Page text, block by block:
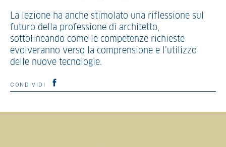
La lezione ha anche stimolato una riflessione sul
futuro della professione di architetto,
sottolineando come le competenze richieste
evolveranno verso la comprensione e l’utilizzo
delle nuove tecnologie.
CONDIVIDI